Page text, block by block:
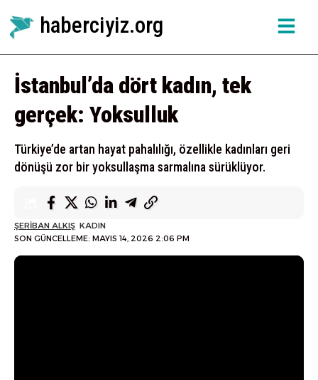
haberciyiz.org
İstanbul’da dört kadın, tek
gerçek: Yoksulluk
Türkiye’de artan hayat pahalılığı, özellikle kadınları geri
dönüşü zor bir yoksullaşma sarmalına sürüklüyor.
SON GÜNCELLEME: MAYIS 14, 2026 2:06 PM
ŞERIBAN ALKIŞ KADIN